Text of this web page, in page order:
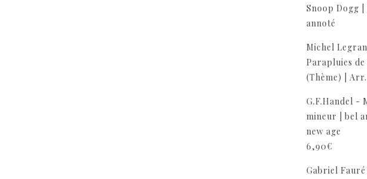
Snoop Dogg
annoté
Michel
Parapluies
(Thème) |
G.F.Handel -
mineur | bel
new age
6,90€
Gabriel Fauré